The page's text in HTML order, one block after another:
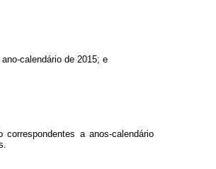
calendário de 2015; e
a anos-calendário